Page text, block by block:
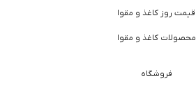
قیمت روز کاغذ و مقوا
محصولات کاغذ و مقوا
فروشگاه